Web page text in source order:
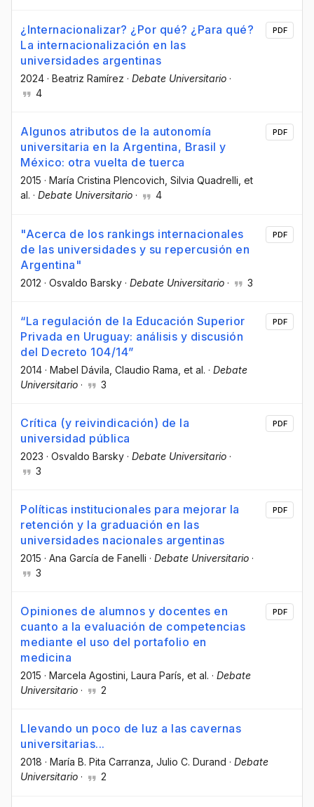
¿Internacionalizar? ¿Por qué? ¿Para qué?
La internacionalización en las
universidades argentinas
2024 · Beatriz Ramírez · Debate Universitario ·
4
PDF
Algunos atributos de la autonomía
universitaria en la Argentina, Brasil y
México: otra vuelta de tuerca
2015 · María Cristina Plencovich, Silvia Quadrelli, et
al. · Debate Universitario · 4
PDF
"Acerca de los rankings internacionales
de las universidades y su repercusión en
Argentina"
2012 · Osvaldo Barsky · Debate Universitario · 3
PDF
“La regulación de la Educación Superior
Privada en Uruguay: análisis y discusión
del Decreto 104/14”
2014 · Mabel Dávila , Claudio Rama , et al. · Debate
Universitario · 3
PDF
Crítica (y reivindicación) de la
universidad pública
2023 · Osvaldo Barsky · Debate Universitario ·
3
PDF
Políticas institucionales para mejorar la
retención y la graduación en las
universidades nacionales argentinas
2015 · Ana García de Fanelli · Debate Universitario ·
3
PDF
Opiniones de alumnos y docentes en
cuanto a la evaluación de competencias
mediante el uso del portafolio en
medicina
2015 · Marcela Agostini , Laura París , et al. · Debate
Universitario · 2
PDF
Llevando un poco de luz a las cavernas
universitarias...
2018 · María B. Pita Carranza, Julio C. Durand · Debate
Universitario · 2